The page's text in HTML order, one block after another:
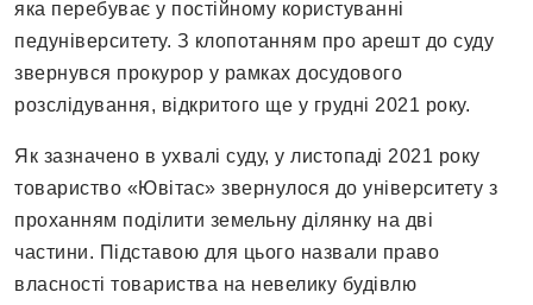
яка перебуває у постійному користуванні
педуніверситету. З клопотанням про арешт до суду
звернувся прокурор у рамках досудового
розслідування, відкритого ще у грудні 2021 року.
Як зазначено в ухвалі суду, у листопаді 2021 року
товариство «Ювітас» звернулося до університету з
проханням поділити земельну ділянку на дві
частини. Підставою для цього назвали право
власності товариства на невелику будівлю